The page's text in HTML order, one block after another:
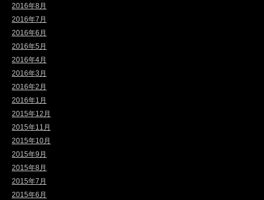
2016年8月
2016年7月
2016年6月
2016年5月
2016年4月
2016年3月
2016年2月
2016年1月
2015年12月
2015年11月
2015年10月
2015年9月
2015年8月
2015年7月
2015年6月